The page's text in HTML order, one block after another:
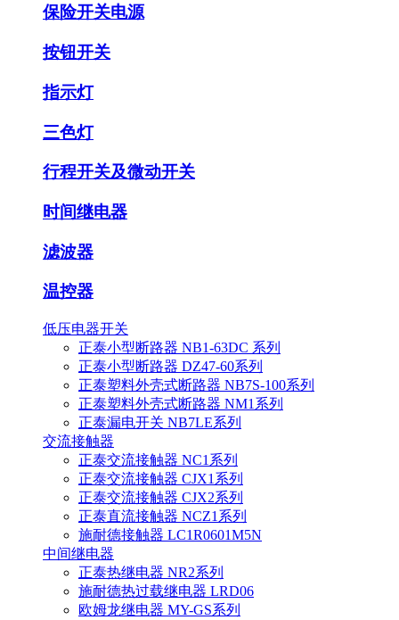
保险开关电源
按钮开关
指示灯
三色灯
行程开关及微动开关
时间继电器
滤波器
温控器
低压电器开关
正泰小型断路器 NB1-63DC 系列
正泰小型断路器 DZ47-60系列
正泰塑料外壳式断路器 NB7S-100系列
正泰塑料外壳式断路器 NM1系列
正泰漏电开关 NB7LE系列
交流接触器
正泰交流接触器 NC1系列
正泰交流接触器 CJX1系列
正泰交流接触器 CJX2系列
正泰直流接触器 NCZ1系列
施耐德接触器 LC1R0601M5N
中间继电器
正泰热继电器 NR2系列
施耐德热过载继电器 LRD06
欧姆龙继电器 MY-GS系列